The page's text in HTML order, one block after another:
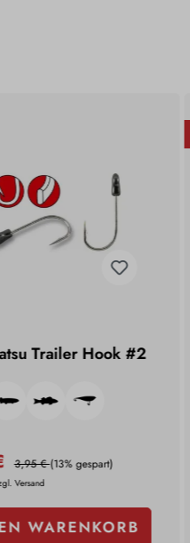
Trailer Hook #2
3,95 €(13% gespart)
Versand
WARENKORB